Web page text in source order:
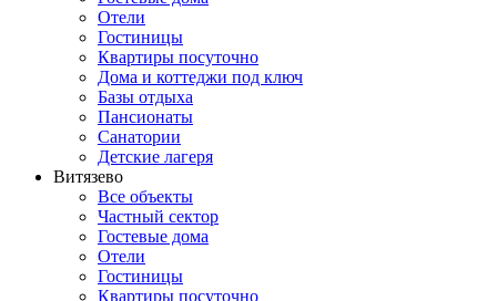
Отели
Гостиницы
Квартиры посуточно
Дома и коттеджи под ключ
Базы отдыха
Пансионаты
Санатории
Детские лагеря
Витязево
Все объекты
Частный сектор
Гостевые дома
Отели
Гостиницы
Квартиры посуточно